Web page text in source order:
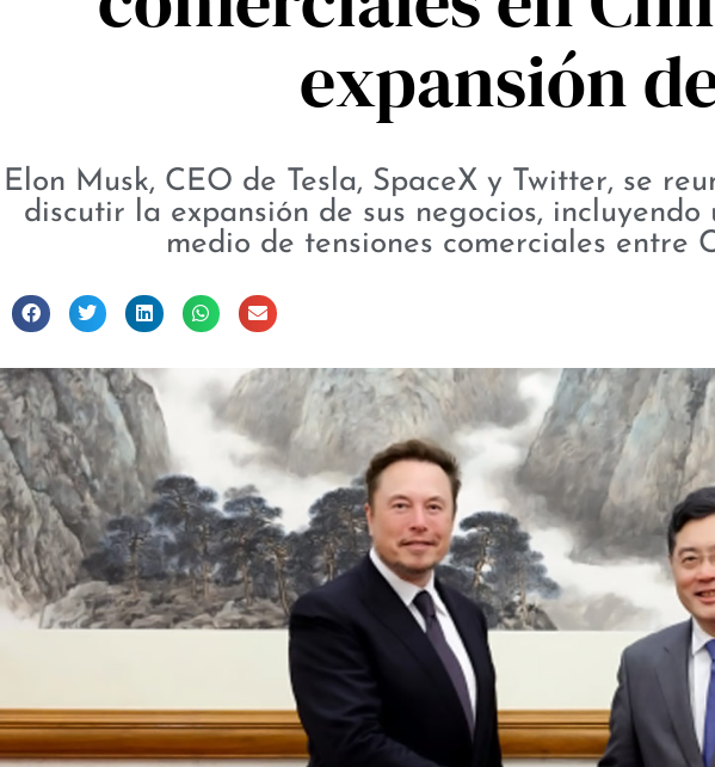
expansión
Elon Musk, CEO de Tesla, SpaceX y Twitter, se
discutir la expansión de sus negocios,
medio de tensiones comerciales entre